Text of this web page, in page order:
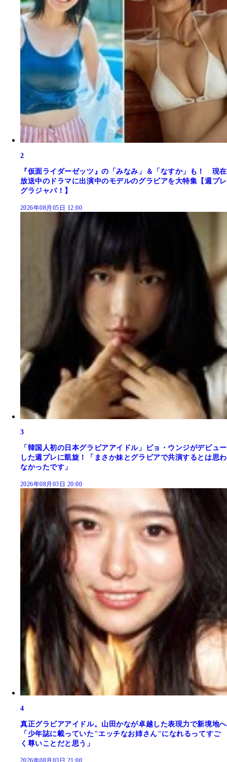
2
『仮面ライダーゼッツ』の「みなみ」＆「なすか」も！ 現在
放送中のドラマに出演中のモデルのグラビアを大特集【週プレ
グラジャパ！】
2026年08月05日 12:00
3
「韓国人初の日本グラビアアイドル」ピョ・ウンジがデビュー
した週プレに凱旋！「まさか妹とグラビアで共演するとは思わ
なかったです」
2026年08月03日 20:00
4
真正グラビアアイドル。山田かなが卓越した表現力で新境地へ
「少年誌に載っていた"エッチなお姉さん"になれるってすご
く尊いことだと思う」
2026年08月03日 21:00